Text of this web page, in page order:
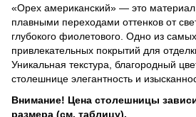
«Орех американский» — это
плавными переходами оттенков от
глубокого фиолетового. Одно из
привлекательных покрытий для
Уникальная текстура, благородный
столешнице элегантность и
Внимание! Цена столешницы
размера (см. таблицу).